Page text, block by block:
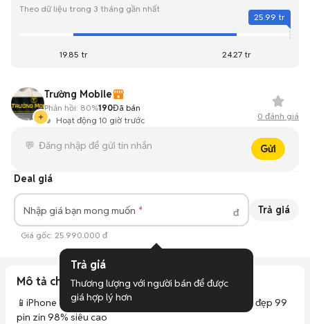
Theo dữ liệu trong 3 tháng gần nhất
19.85 tr 24.27 tr
25.99 tr
Trường Mobile
Hoạt động 10 giờ trước
Phản hồi: 80%190Đã bán
0 đánh giá
Gửi
Deal giá
Nhập giá bạn mong muốn đ Trả giá
Giá gốc: 25.990.000 đ
Mô tả chi tiết
📱iPhone 16 Pro Max 256Gb titan trắng chính hãng zin đẹp 99
pin zin 98% siêu cao
Trả giá
Thương lượng với người bán để được
giá hợp lý hơn